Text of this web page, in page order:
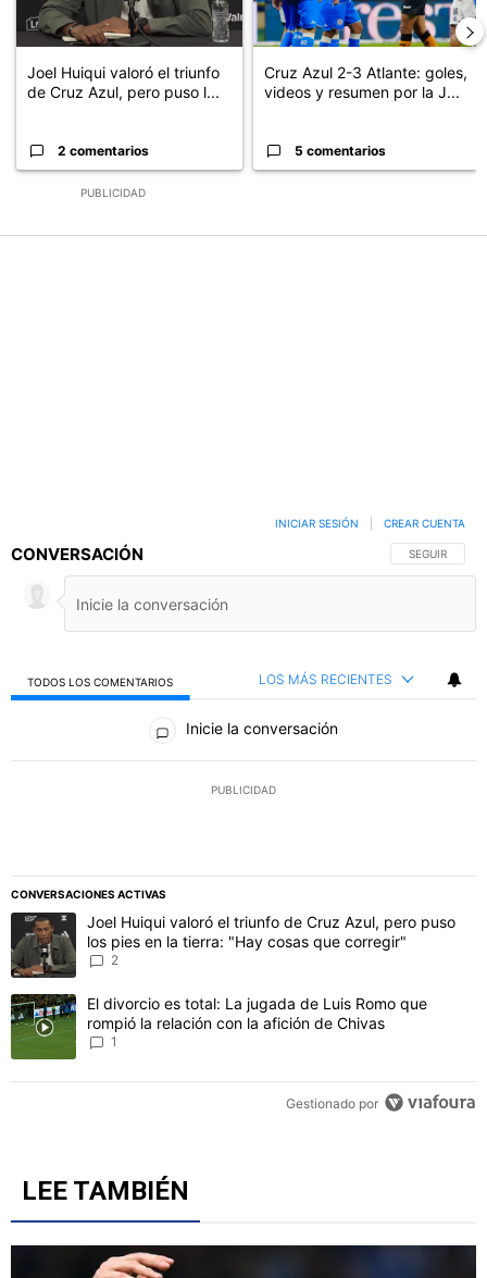
PUBLICIDAD
Joel Huiqui valoró el triunfo
de Cruz Azul, pero puso l...
2 comentarios
Cruz Azul 2-3 Atlante: goles,
videos y resumen por la J...
5 comentarios
CONVERSACIÓN SIGA ESTA
SEGUIR
INICIAR SESIÓN CREAR CUENTA
TODOS LOS COMENTARIOS LOS MÁS RECIENTES
Todos los comentarios
Inicie la conversación
PUBLICIDAD
CONVERSACIONES ACTIVAS
Este listado muestra los artículos con más comentarios en los
Un artículo de tendencia con el título "Joel Huiqui valoró el
Joel Huiqui valoró el triunfo de Cruz Azul, pero puso
los pies en la tierra: "Hay cosas que corregir"
2
Un artículo de tendencia con el título "El divorcio es total: La
El divorcio es total: La jugada de Luis Romo que
rompió la relación con la afición de Chivas
1
Gestionado por
LEE TAMBIÉN